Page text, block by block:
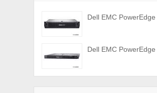
Dell EMC
Dell EMC